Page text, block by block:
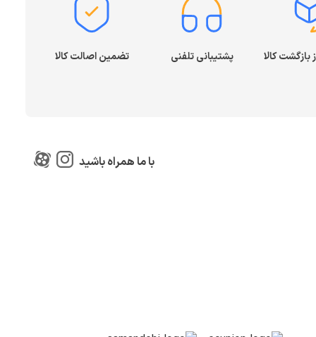
پشتیبانی تلفنی تضمین اصالت کالا
با ما همراه باشید